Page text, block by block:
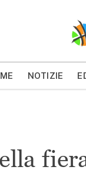
NOTIZIE